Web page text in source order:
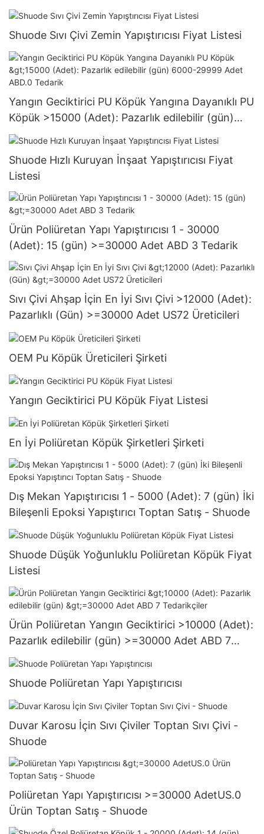
Shuode Sıvı Çivi Zemin Yapıştırıcısı Fiyat Listesi
Yangın Geciktirici PU Köpük Yangına Dayanıklı PU
Köpük >15000 (Adet): Pazarlık edilebilir (gün)
6000-29999 Adet ABD.0 Tedarik
Shuode Hızlı Kuruyan İnşaat Yapıştırıcısı Fiyat
Listesi
Ürün Poliüretan Yapı Yapıştırıcısı 1 - 30000
(Adet): 15 (gün) >=30000 Adet ABD 3 Tedarik
Sıvı Çivi Ahşap İçin En İyi Sıvı Çivi >12000 (Adet):
Pazarlıklı (Gün) >=30000 Adet US72 Üreticileri
OEM Pu Köpük Üreticileri Şirketi
Yangın Geciktirici PU Köpük Fiyat Listesi
En İyi Poliüretan Köpük Şirketleri Şirketi
Dış Mekan Yapıştırıcısı 1 - 5000 (Adet): 7 (gün) İki
Bileşenli Epoksi Yapıştırıcı Toptan Satış - Shuode
Shuode Düşük Yoğunluklu Poliüretan Köpük Fiyat
Listesi
Ürün Poliüretan Yangın Geciktirici >10000 (Adet):
Pazarlık edilebilir (gün) >=30000 Adet ABD 7
Tedarikçiler
Shuode Poliüretan Yapı Yapıştırıcısı
Duvar Karosu İçin Sıvı Çiviler Toptan Sıvı Çivi -
Shuode
Poliüretan Yapı Yapıştırıcısı >=30000 AdetUS.0
Ürün Toptan Satış - Shuode